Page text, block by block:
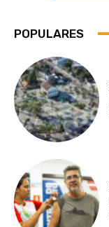
POPULARES